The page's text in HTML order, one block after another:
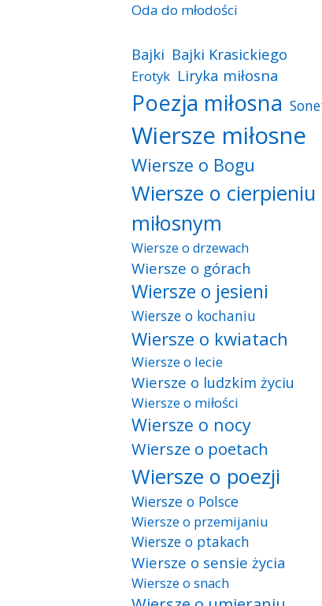
Oda do młodości
Bajki Bajki Krasickiego
Erotyk Liryka miłosna
Poezja miłosna
Wiersze miłosne
Wiersze o Bogu
Wiersze o cierpieniu
miłosnym
Wiersze o drzewach
Wiersze o górach
Wiersze o jesieni
Wiersze o kochaniu
Wiersze o kwiatach
Wiersze o lecie
Wiersze o ludzkim życiu
Wiersze o miłości
Wiersze o nocy
Wiersze o poetach
Wiersze o poezji
Wiersze o Polsce
Wiersze o przemijaniu
Wiersze o ptakach
Wiersze o sensie życia
Wiersze o snach